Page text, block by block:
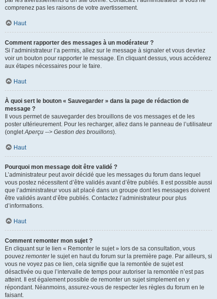
comprenez pas les raisons de votre avertissement.
Haut
Comment rapporter des messages à un modérateur ?
Si l’administrateur l’a permis, allez sur le message à signaler et vous devriez
voir un bouton pour rapporter le message. En cliquant dessus, vous accéderez
aux étapes nécessaires pour le faire.
Haut
À quoi sert le bouton « Sauvegarder » dans la page de rédaction de
message ?
Il vous permet de sauvegarder des brouillons de vos messages et de les
poster ultérieurement. Pour les recharger, allez dans le panneau de l’utilisateur
(ongletAperçu --> Gestion des brouillons).
Haut
Pourquoi mon message doit être validé ?
L’administrateur peut avoir décidé que les messages du forum dans lequel
vous postez nécessitent d’être validés avant d’être publiés. Il est possible aussi
que l’administrateur vous ait placé dans un groupe dont les messages doivent
être validés avant d’être publiés. Contactez l’administrateur pour plus
d’informations.
Haut
Comment remonter mon sujet ?
En cliquant sur le lien « Remonter le sujet » lors de sa consultation, vous
pouvez remonterle sujet en haut du forum sur la première page. Par ailleurs, si
vous ne voyez pas ce lien, cela signifie que la remontée de sujet est
désactivée ou que l’intervalle de temps pour autoriser la remontée n’est pas
atteint. Il est également possible de remonter un sujet simplement en y
répondant. Néanmoins, assurez-vous de respecter les règles du forum en le
faisant.